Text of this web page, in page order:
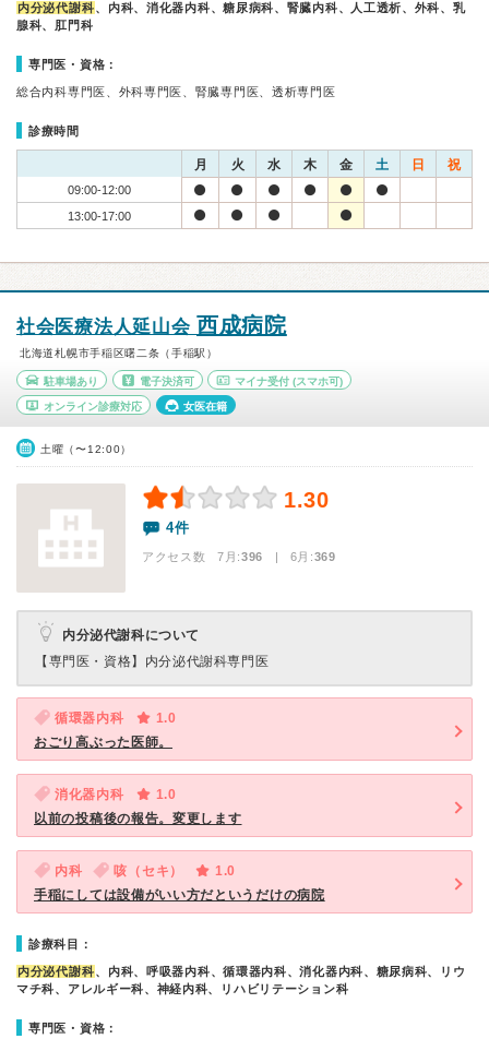
内分泌代謝科、内科、消化器内科、糖尿病科、腎臓内科、人工透析、外科、乳
腺科、肛門科
専門医・資格：
総合内科専門医、外科専門医、腎臓専門医、透析専門医
診療時間
月 火 水 木 金 土 日 祝
09:00-12:00
13:00-17:00
社会医療法人延山会 西成病院
北海道札幌市手稲区曙二条（手稲駅）
駐車場あり 電子決済可 マイナ受付 (スマホ可)
オンライン診療対応 女医在籍
土曜（〜12:00）
1.30
4件
アクセス数 7月:396 | 6月:369
内分泌代謝科について
【専門医・資格】 内分泌代謝科専門医
循環器内科
1.0
おごり高ぶった医師。
消化器内科
1.0
以前の投稿後の報告。変更します
内科 咳（セキ）
1.0
手稲にしては設備がいい方だというだけの病院
診療科目：
内分泌代謝科、内科、呼吸器内科、循環器内科、消化器内科、糖尿病科、リウ
マチ科、アレルギー科、神経内科、リハビリテーション科
専門医・資格：